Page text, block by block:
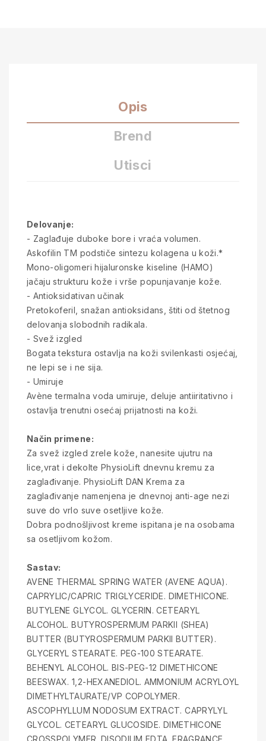
Opis
Brend
Utisci
Delovanje:
- Zaglađuje duboke bore i vraća volumen.
Askofilin TM podstiče sintezu kolagena u koži.*
Mono-oligomeri hijaluronske kiseline (HAMO)
jačaju strukturu kože i vrše popunjavanje kože.
- Antioksidativan učinak
Pretokoferil, snažan antioksidans, štiti od štetnog
delovanja slobodnih radikala.
- Svež izgled
Bogata tekstura ostavlja na koži svilenkasti osjećaj,
ne lepi se i ne sija.
- Umiruje
Avène termalna voda umiruje, deluje antiiritativno i
ostavlja trenutni osećaj prijatnosti na koži.
Način primene:
Za svež izgled zrele kože, nanesite ujutru na
lice,vrat i dekolte PhysioLift dnevnu kremu za
zaglađivanje. PhysioLift DAN Krema za
zaglađivanje namenjena je dnevnoj anti-age nezi
suve do vrlo suve osetljive kože.
Dobra podnošljivost kreme ispitana je na osobama
sa osetljivom kožom.
Sastav:
AVENE THERMAL SPRING WATER (AVENE AQUA).
CAPRYLIC/CAPRIC TRIGLYCERIDE. DIMETHICONE.
BUTYLENE GLYCOL. GLYCERIN. CETEARYL
ALCOHOL. BUTYROSPERMUM PARKII (SHEA)
BUTTER (BUTYROSPERMUM PARKII BUTTER).
GLYCERYL STEARATE. PEG-100 STEARATE.
BEHENYL ALCOHOL. BIS-PEG-12 DIMETHICONE
BEESWAX. 1,2-HEXANEDIOL. AMMONIUM ACRYLOYL
DIMETHYLTAURATE/VP COPOLYMER.
ASCOPHYLLUM NODOSUM EXTRACT. CAPRYLYL
GLYCOL. CETEARYL GLUCOSIDE. DIMETHICONE
CROSSPOLYMER. DISODIUM EDTA. FRAGRANCE